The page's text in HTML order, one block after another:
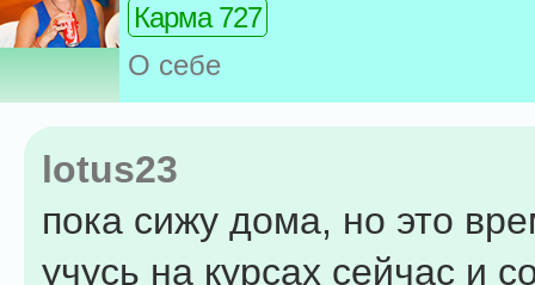
Карма 727
О себе
lotus23
пока сижу дома, но это
учусь на курсах сейчас и